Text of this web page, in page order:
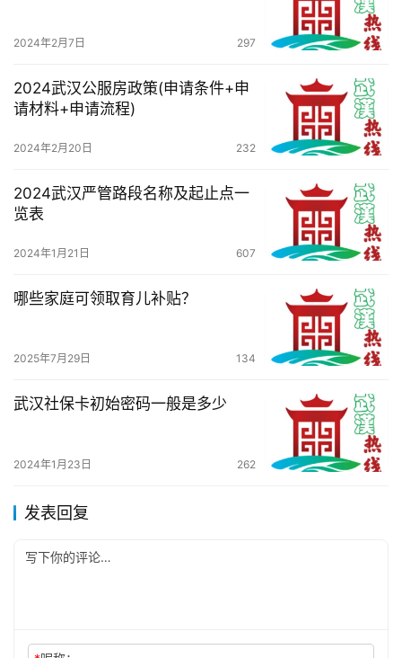
2024年2月7日 297
2024武汉公服房政策(申请条件+申
请材料+申请流程)
2024年2月20日 232
2024武汉严管路段名称及起止点一
览表
2024年1月21日 607
哪些家庭可领取育儿补贴？
2025年7月29日 134
武汉社保卡初始密码一般是多少
2024年1月23日 262
发表回复